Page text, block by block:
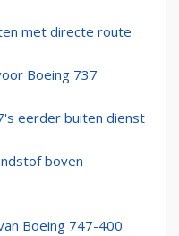
met directe route
Boeing 737
eerder buiten dienst
boven
Boeing 747-400